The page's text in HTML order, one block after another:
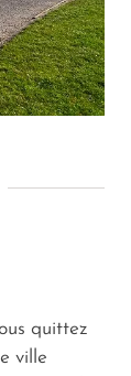
quittez
ville